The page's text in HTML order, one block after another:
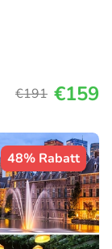
€191 €159
48% Rabatt